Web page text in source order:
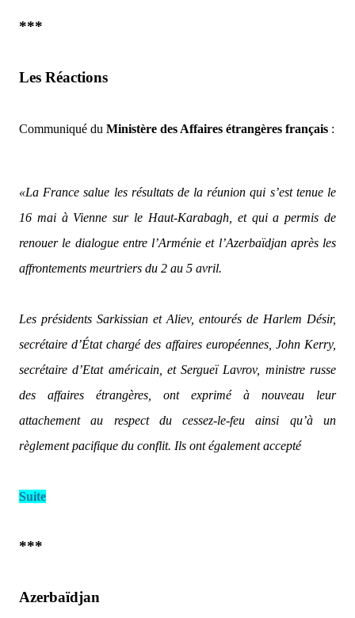
***
Les Réactions
Communiqué du Ministère des Affaires étrangères français :
16 mai à Vienne sur le Haut-Karabagh, et qui a permis de
renouer le dialogue entre l’Arménie et l’Azerbaïdjan après les
affrontements meurtriers du 2 au 5 avril.
Les présidents Sarkissian et Aliev, entourés de Harlem Désir,
secrétaire d’État chargé des affaires européennes, John Kerry,
des affaires étrangères, ont exprimé à nouveau leur
Suite